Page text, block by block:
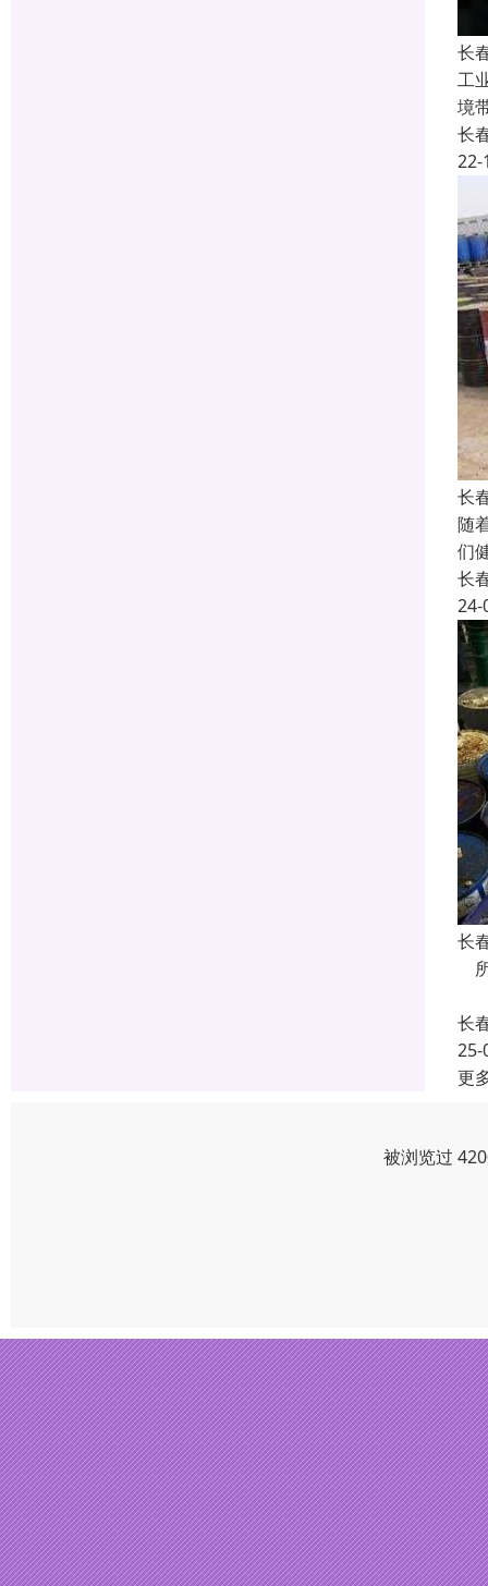
长
工
境
长
22-
长
随
们
长
24-
长
长
25-
更
被浏览过